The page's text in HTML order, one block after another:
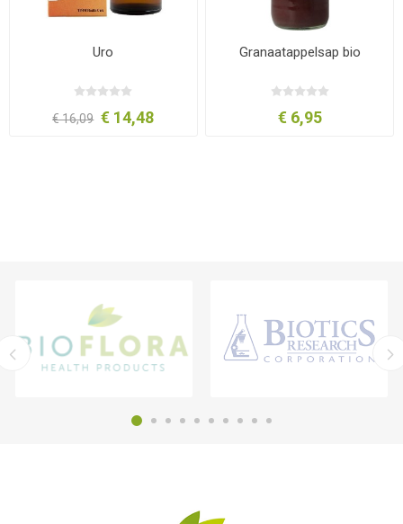
Uro
€ 16,09 € 14,48
Granaatappelsap bio
€ 6,95